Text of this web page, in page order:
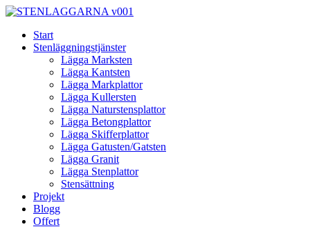
Skip
contentStart
Stenläggningstjänster
Lägga Marksten
Lägga Kantsten
Lägga Markplattor
Lägga Kullersten
Lägga Naturstensplattor
Lägga Betongplattor
Lägga Skifferplattor
Lägga Gatusten/Gatsten
Lägga Granit
Lägga Stenplattor
Stensättning
Projekt
Blogg
Offert